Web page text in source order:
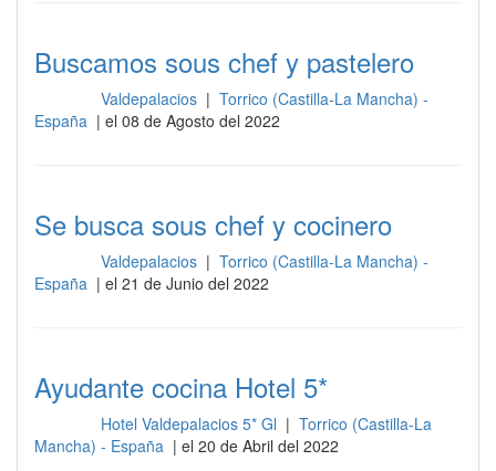
Buscamos sous chef y pastelero
Valdepalacios | Torrico (Castilla-La Mancha) -
España | el 08 de Agosto del 2022
Se busca sous chef y cocinero
Valdepalacios | Torrico (Castilla-La Mancha) -
España | el 21 de Junio del 2022
Ayudante cocina Hotel 5*
Hotel Valdepalacios 5* Gl | Torrico (Castilla-La
Mancha) - España | el 20 de Abril del 2022